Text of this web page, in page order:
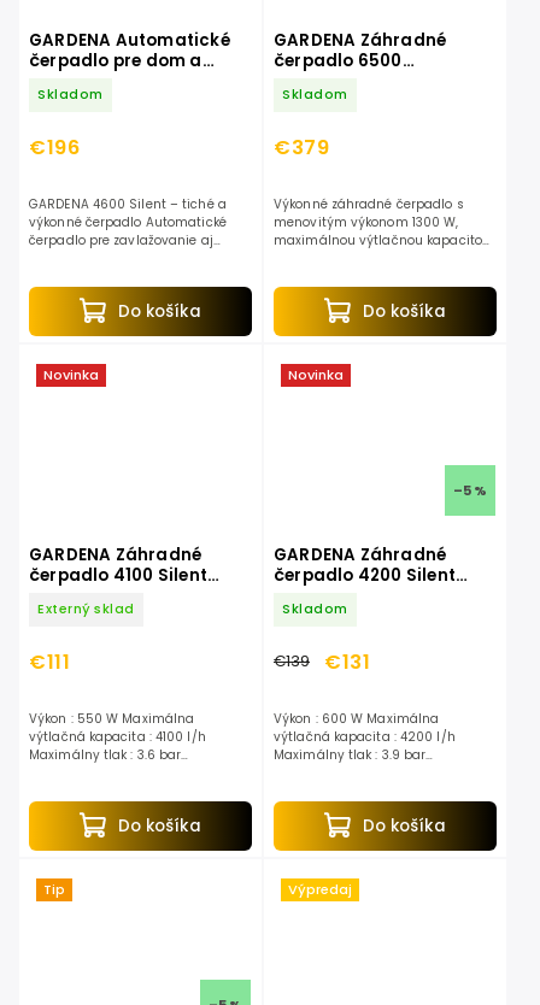
GARDENA Automatické
čerpadlo pre dom a
9070-20
Skladom
€196
Do košíka
GARDENA 4600 Silent – tiché a
výkonné čerpadlo Automatické
čerpadlo pre zavlažovanie aj
riešenie pre pohodlné čerpanie...
GARDENA Záhradné
čerpadlo 6500
Skladom
€379
Do košíka
Výkonné záhradné čerpadlo s
menovitým výkonom 1300 W,
maximálnou výtlačnou kapacitou
zavlažovanie vďaka
samonasávacej...
Novinka
GARDENA Záhradné
čerpadlo 4100 Silent
Externý sklad
€111
Do košíka
Výkon : 550 W Maximálna
výtlačná kapacita : 4100 l/h
Maximálny tlak : 3.6 bar
Novinka
–5 %
GARDENA Záhradné
čerpadlo 4200 Silent
Skladom
€139 €131
Do košíka
Výkon : 600 W Maximálna
výtlačná kapacita : 4200 l/h
Maximálny tlak : 3.9 bar
Tip Výpredaj